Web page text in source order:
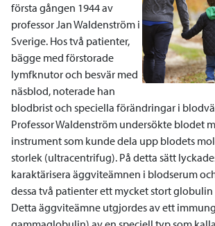
första gången 1944 av
professor Jan Waldenström i
Sverige. Hos två patienter,
bägge med förstorade
lymfknutor och besvär med
näsblod, noterade han
blodbrist och speciella förändringar i
Professor Waldenström undersökte blodet
instrument som kunde dela upp blodets
storlek (ultracentrifug). På detta sätt
karaktärisera äggviteämnen i blodserum
dessa två patienter ett mycket stort
Detta äggviteämne utgjordes av ett